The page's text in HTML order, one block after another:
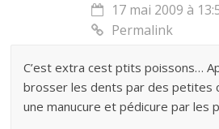
17 mai 2009 à
Permalink
C’est extra cest ptits poissons…
brosser les dents par des petites
une manucure et pédicure par les